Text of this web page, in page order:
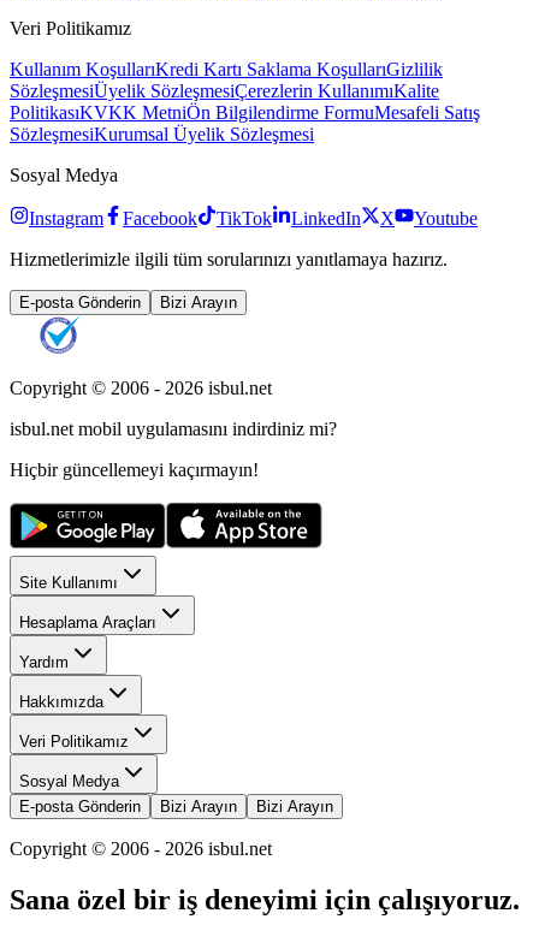
Veri Politikamız
Kullanım KoşullarıKredi Kartı Saklama KoşullarıGizlilik
SözleşmesiÜyelik SözleşmesiÇerezlerin KullanımıKalite
PolitikasıKVKK MetniÖn Bilgilendirme FormuMesafeli Satış
SözleşmesiKurumsal Üyelik Sözleşmesi
Sosyal Medya
Instagram Facebook TikTok LinkedIn X
Youtube
Hizmetlerimizle ilgili tüm sorularınızı yanıtlamaya hazırız.
E-posta Gönderin Bizi Arayın
Copyright © 2006 - 2026 isbul.net
isbul.net mobil uygulamasını indirdiniz mi?
Hiçbir güncellemeyi kaçırmayın!
Site Kullanımı
Hesaplama Araçları
Yardım
Hakkımızda
Veri Politikamız
Sosyal Medya
E-posta Gönderin
Bizi Arayın Bizi Arayın
Copyright © 2006 - 2026 isbul.net
Sana özel bir iş deneyimi için çalışıyoruz.